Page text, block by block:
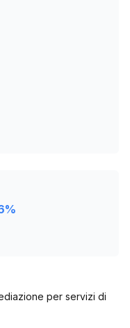
%
per servizi di